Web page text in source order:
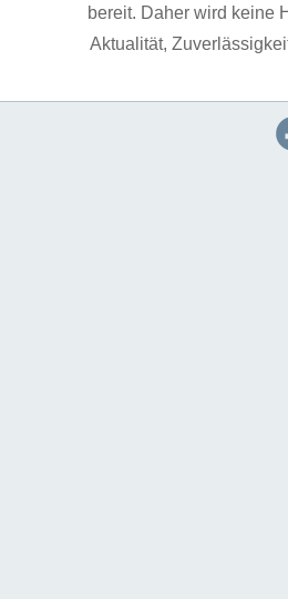
bereit. Daher wird keine
Aktualität,